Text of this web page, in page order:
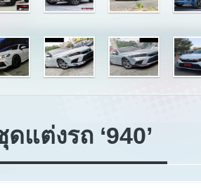
แต่งรถ ‘940’